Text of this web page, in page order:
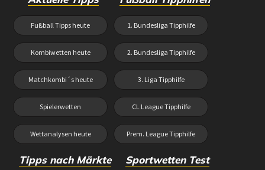
Fußball Tipps heute
Kombiwetten heute
Matchkombi´s heute
Spielerwetten
Wettanalysen heute
1. Bundesliga Tipphilfe
2. Bundesliga Tipphilfe
3. Liga Tipphilfe
CL League Tipphilfe
Prem. League Tipphilfe
Tipps nach Märkte Sportwetten Test